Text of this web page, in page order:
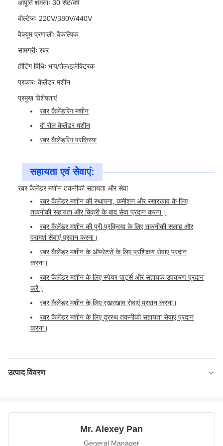
आपूर्ति क्षमताः 30 सेट/वर्ष
वोल्टेजः 220V/380V/440V
वैक्यूम प्रणालीः वैकल्पिक
सामग्रीः रबर
हीटिंग विधिः भाप/तेल/इलेक्ट्रिक
प्रकारः कैलेंडर मशीन
प्रमुख विशेषताएं
रबर कैलेंडरिंग मशीन
दो रोल कैलेंडर मशीन
रबर कैलेंडरिंग प्रक्रिया
सहायता एवं सेवाएं:
रबर कैलेंडर मशीन तकनीकी सहायता और सेवा
रबर कैलेंडर मशीन की स्थापना, कमीशन और रखरखाव के लिए
तकनीकी सहायता और बिक्री के बाद सेवा प्रदान करना।
रबर कैलेंडर मशीन की पूरी प्रक्रिया के लिए तकनीकी सलाह और
परामर्श सेवाएं प्रदान करना।
रबर कैलेंडर मशीन के ऑपरेटरों के लिए प्रशिक्षण सेवाएं प्रदान
करना।
रबर कैलेंडर मशीन के लिए स्पेयर पार्ट्स और सहायक उपकरण प्रदान
करें।
रबर कैलेंडर मशीन के लिए रखरखाव सेवाएं प्रदान करना।
रबर कैलेंडर मशीन के लिए दूरस्थ तकनीकी सहायता सेवाएं प्रदान
करना।
उत्पाद विवरण
Mr. Alexey Pan
General Manager